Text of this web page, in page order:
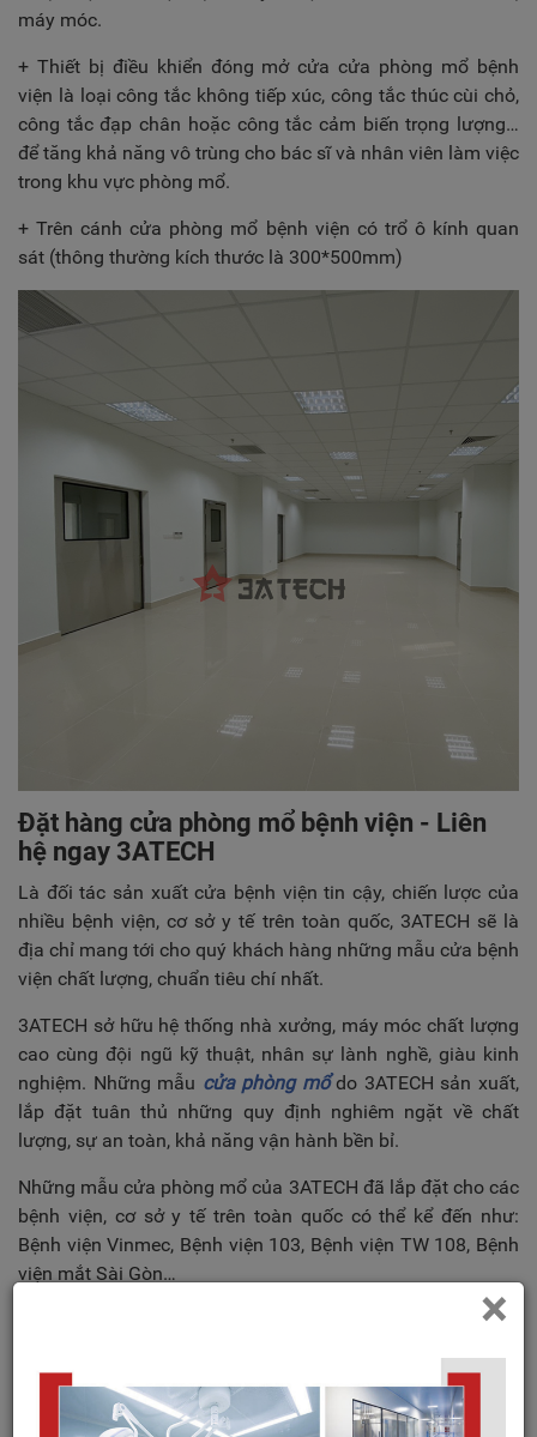
máy móc.
+ Thiết bị điều khiển đóng mở cửa cửa phòng mổ bệnh
viện là loại công tắc không tiếp xúc, công tắc thúc cùi chỏ,
công tắc đạp chân hoặc công tắc cảm biến trọng lượng…
để tăng khả năng vô trùng cho bác sĩ và nhân viên làm việc
trong khu vực phòng mổ.
+ Trên cánh cửa phòng mổ bệnh viện có trổ ô kính quan
sát (thông thường kích thước là 300*500mm)
Đặt hàng cửa phòng mổ bệnh viện - Liên
hệ ngay 3ATECH
Là đối tác sản xuất cửa bệnh viện tin cậy, chiến lược của
nhiều bệnh viện, cơ sở y tế trên toàn quốc, 3ATECH sẽ là
địa chỉ mang tới cho quý khách hàng những mẫu cửa bệnh
viện chất lượng, chuẩn tiêu chí nhất.
3ATECH sở hữu hệ thống nhà xưởng, máy móc chất lượng
cao cùng đội ngũ kỹ thuật, nhân sự lành nghề, giàu kinh
nghiệm. Những mẫu cửa phòng mổ do 3ATECH sản xuất,
lắp đặt tuân thủ những quy định nghiêm ngặt về chất
lượng, sự an toàn, khả năng vận hành bền bỉ.
Những mẫu cửa phòng mổ của 3ATECH đã lắp đặt cho các
bệnh viện, cơ sở y tế trên toàn quốc có thể kể đến như:
Bệnh viện Vinmec, Bệnh viện 103, Bệnh viện TW 108, Bệnh
viện mắt Sài Gòn…
×